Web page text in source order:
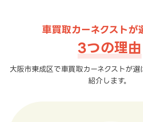
車買取カーネクストが
3つの理由
大阪市東成区で車買取カーネクストが
紹介します。